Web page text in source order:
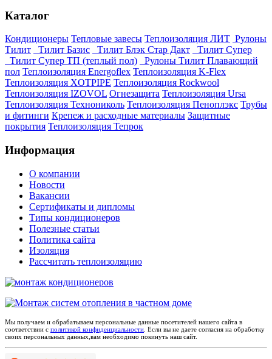
Каталог
Кондиционеры Тепловые завесы Теплоизоляция ЛИТ Рулоны
Тилит
Тилит Базис Тилит Блэк Стар Дакт
Тилит Супер
Тилит Супер ТП (теплый пол)
Рулоны Тилит Плавающий
пол Теплоизоляция Energoflex Теплоизоляция K-Flex
Теплоизоляция XOTPIPE Теплоизоляция Rockwool
Теплоизоляция IZOVOL Огнезащита Теплоизоляция Ursa
Теплоизоляция Технониколь Теплоизоляция Пеноплэкс Трубы
и фитинги Крепеж и расходные материалы Защитные
покрытия Теплоизоляция Тепрок
Информация
О компании
Новости
Вакансии
Сертификаты и дипломы
Типы кондиционеров
Полезные статьи
Политика сайта
Изоляция
Рассчитать теплоизоляцию
Мы получаем и обрабатываем персональные данные посетителей нашего сайта в
соответствии с политикой конфиденциальности . Если вы не даете согласия на обработку
своих персональных данных,вам необходимо покинуть наш сайт.